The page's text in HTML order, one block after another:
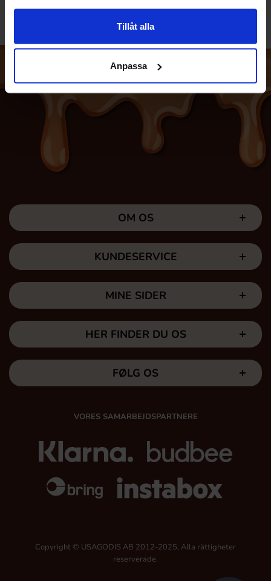
Tillåt alla
Anpassa
OM OS
KUNDESERVICE
MINE SIDER
HER FINDER DU OS
FØLG OS
VORES SAMARBEJDSPARTNERE
Copyright © USAGODIS AB 2012-2025, Alla rättigheter
reserverade.